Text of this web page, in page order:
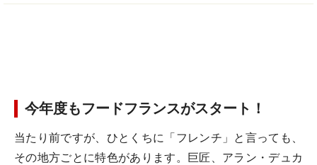
今年度もフードフランスがスタート！
当たり前ですが、ひとくちに「フレンチ」と言っても、
その地方ごとに特色があります。巨匠、アラン・デュカ